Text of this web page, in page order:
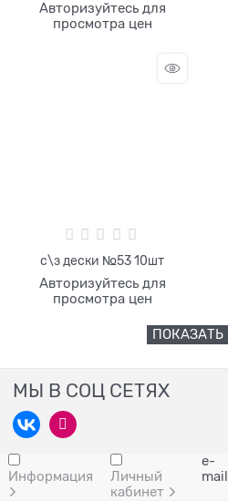
Авторизуйтесь для
просмотра цен
с\з дески №53 10шт
Авторизуйтесь для
просмотра цен
МЫ В СОЦ СЕТЯХ
Информация
Личный
кабинет
e-